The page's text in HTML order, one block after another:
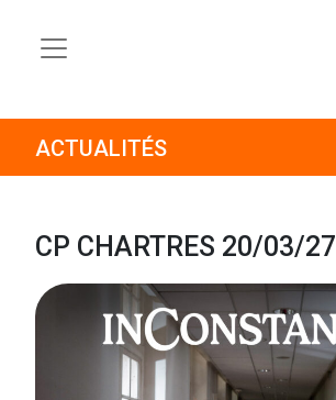
ACTUALITÉS
CP CHARTRES 20/03/27